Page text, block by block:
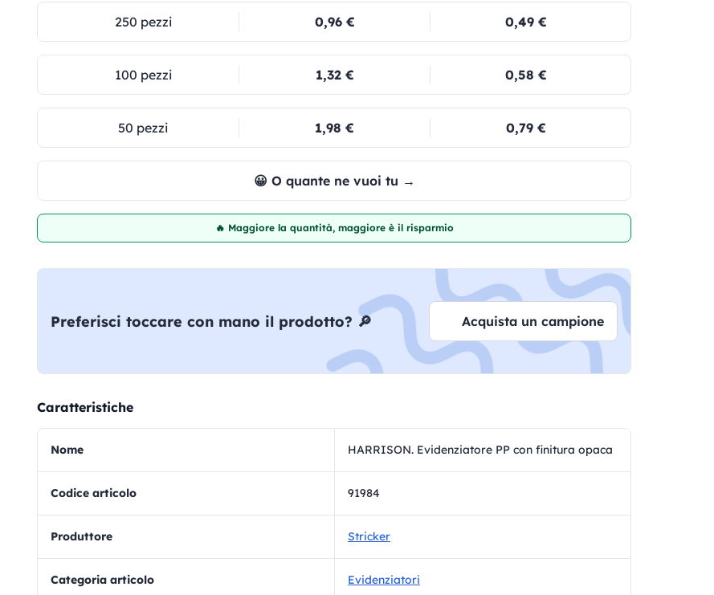
250 pezzi 0,96 € 0,49 €
100 pezzi 1,32 € 0,58 €
50 pezzi 1,98 € 0,79 €
😀 O quante ne vuoi tu →
🔥 Maggiore la quantità, maggiore è il risparmio
Preferisci toccare con mano il prodotto? 🔎 Acquista un campione
Caratteristiche
Nome HARRISON. Evidenziatore PP con finitura opaca
Codice articolo 91984
Produttore Stricker
Categoria articolo Evidenziatori